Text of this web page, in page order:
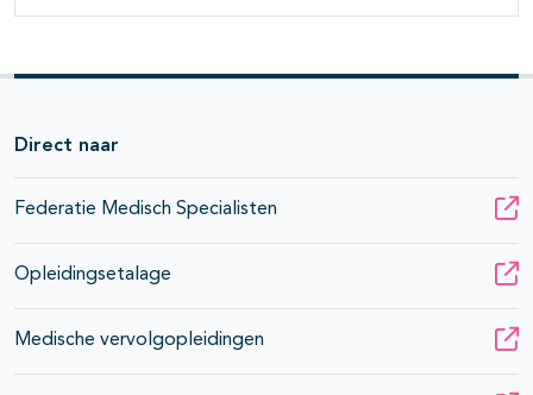
Direct naar
Federatie Medisch Specialisten
Opleidingsetalage
Medische vervolgopleidingen